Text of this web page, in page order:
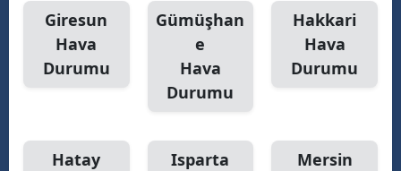
Giresun
Hava
Durumu
Gümüşhan
e
Hava
Durumu
Hakkari
Hava
Durumu
Hatay
Isparta
Mersin